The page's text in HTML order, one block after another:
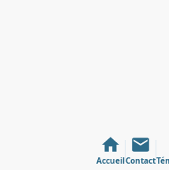
AccueilContact